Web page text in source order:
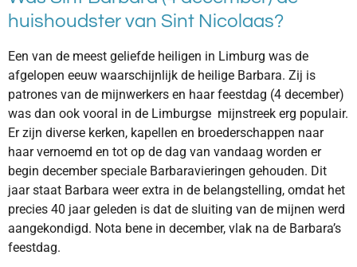
huishoudster van Sint Nicolaas?
Een van de meest geliefde heiligen in Limburg was de
afgelopen eeuw waarschijnlijk de heilige Barbara. Zij is
patrones van de mijnwerkers en haar feestdag (4 december)
was dan ook vooral in de Limburgse mijnstreek erg populair.
Er zijn diverse kerken, kapellen en broederschappen naar
haar vernoemd en tot op de dag van vandaag worden er
begin december speciale Barbaravieringen gehouden. Dit
jaar staat Barbara weer extra in de belangstelling, omdat het
precies 40 jaar geleden is dat de sluiting van de mijnen werd
aangekondigd. Nota bene in december, vlak na de Barbara’s
feestdag.